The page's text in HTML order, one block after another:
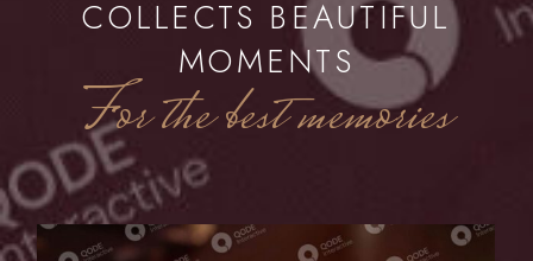
COLLECTS BEAUTIFUL
MOMENTS
For the best memories